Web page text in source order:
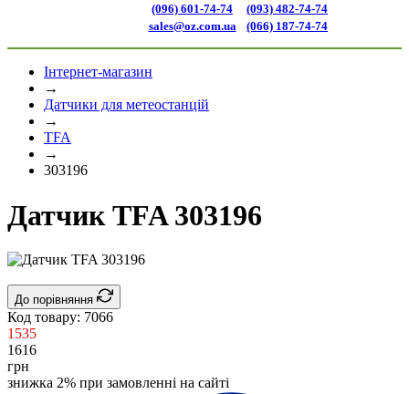
(096) 601-74-74
sales@oz.com.ua
(093) 482-74-74
(066) 187-74-74
Інтернет-магазин
→
Датчики для метеостанцій
→
TFA
→
303196
Датчик TFA 303196
До порівняння
Код товару: 7066
1535
1616
грн
знижка 2% при замовленні на сайті